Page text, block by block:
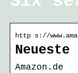
http s://
Neueste
Amazon.de